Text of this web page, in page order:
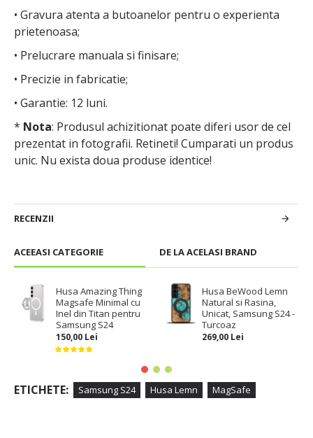
ACEEASI CATEGORIE DE LA ACELASI BRAND
Husa Amazing Thing
Magsafe Minimal cu
Inel din Titan pentru
Samsung S24
150,00 Lei
Husa BeWood Lemn
Natural si Rasina,
Unicat, Samsung S24 -
Turcoaz
269,00 Lei
• Gravura atenta a butoanelor pentru o experienta
prietenoasa;
• Prelucrare manuala si finisare;
• Precizie in fabricatie;
• Garantie: 12 luni.
* Nota: Produsul achizitionat poate diferi usor de cel
prezentat in fotografii. Retineti! Cumparati un produs
unic. Nu exista doua produse identice!
RECENZII
ETICHETE: Samsung S24 Husa Lemn MagSafe